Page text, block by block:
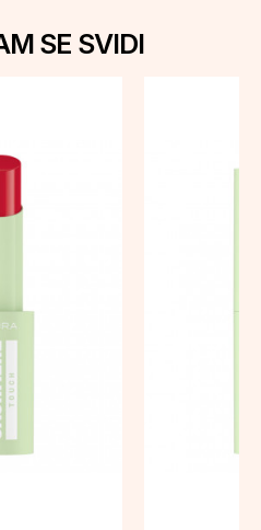
SE SVIDI